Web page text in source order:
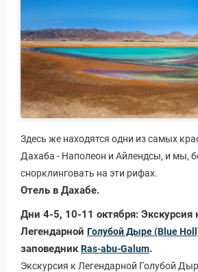
Здесь же находятся одни из самых
Дахаба - Наполеон и Айлендсы, и мы,
снорклинговать на эти рифах.
Отель в Дахабе.
Дни 4-5, 10-11 октября: Экскурсия
Легендарной Голубой Дыре (Blue
заповедникRas-abu-Galum.
Экскурсия к Легендарной Голубой